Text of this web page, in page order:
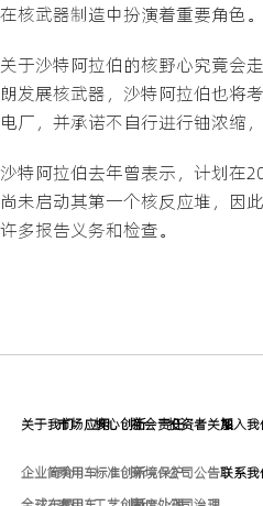
在核武器制造中扮演着重要角色
关于沙特阿拉伯的核野心究竟会
朗发展核武器，沙特阿拉伯也将
电厂，并承诺不自行进行铀浓缩
沙特阿拉伯去年曾表示，计划在
尚未启动其第一个核反应堆，因
许多报告义务和检查。
关于我们
企业简介
市场应用
乘用车
核心创新
标准创新
社会责任
环境保护
投资者关系
公司公告
加入我
联系我